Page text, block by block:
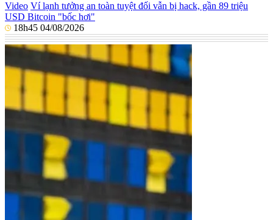
Video Ví lạnh tưởng an toàn tuyệt đối vẫn bị hack, gần 89 triệu
USD Bitcoin "bốc hơi"
18h45 04/08/2026